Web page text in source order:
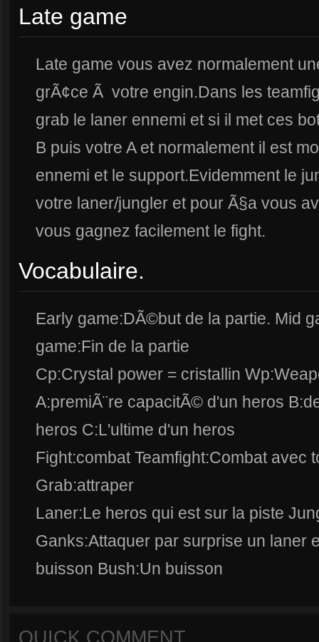
Late game
Late game vous avez normalement
grÃ¢ce Ã votre engin.Dans les
grab le laner ennemi et si il met ces
B puis votre A et normalement il est
ennemi et le support.Evidemment le
votre laner/jungler et pour Ã§a vous
vous gagnez facilement le fight.
Vocabulaire.
Early game:DÃ©but de la partie. Mid
game:Fin de la partie
Cp:Crystal power = cristallin
A:premiÃ¨re capacitÃ© d'un heros
heros C:L'ultime d'un heros
Fight:combat Teamfight:Combat avec
Grab:attraper
Laner:Le heros qui est sur la piste
Ganks:Attaquer par surprise un laner
buisson Bush:Un buisson
QUICK COMMENT